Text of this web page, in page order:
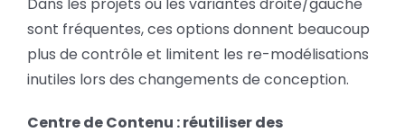
Dans les projets où les variantes droite/gauche
sont fréquentes, ces options donnent beaucoup
plus de contrôle et limitent les re-modélisations
inutiles lors des changements de conception.
Centre de Contenu : réutiliser des